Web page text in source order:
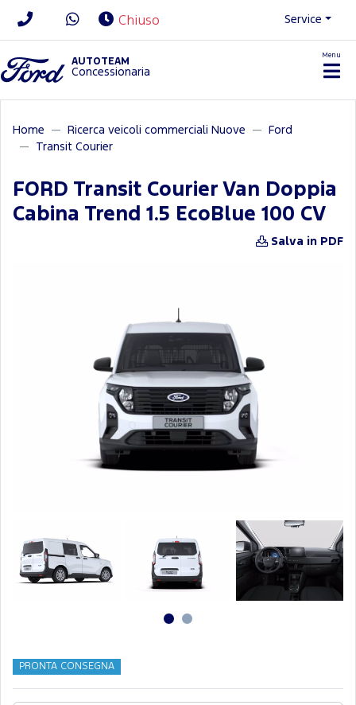
Chiuso Service
AUTOTEAM
Concessionaria
Menu
Home Ricerca veicoli commerciali Nuove
Ford
Transit Courier
FORD Transit Courier Van Doppia
Cabina Trend 1.5 EcoBlue 100 CV
Salva in PDF
PRONTA CONSEGNA